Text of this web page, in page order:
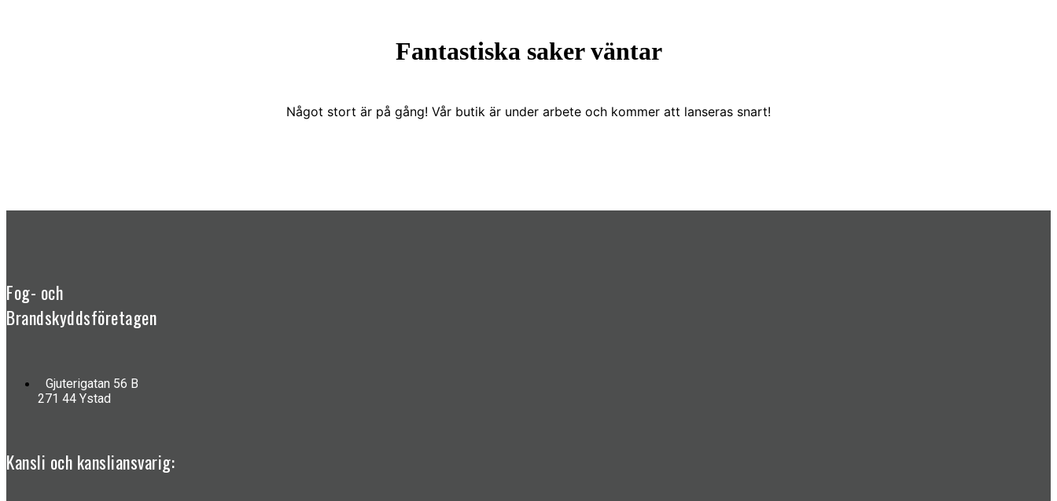
Fantastiska saker väntar
Något stort är på gång! Vår butik är under arbete och kommer att lanseras snart!
Fog- och
Brandskyddsföretagen
Gjuterigatan 56 B
271 44 Ystad
Kansli och kansliansvarig: